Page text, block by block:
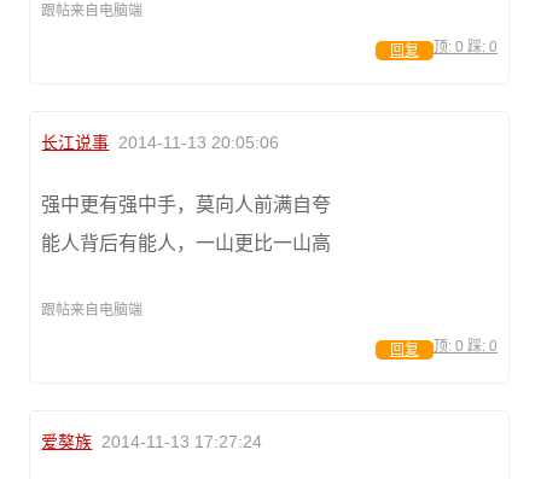
跟帖来自电脑端
顶: 0 踩: 0
回复
长江说事 2014-11-13 20:05:06
强中更有强中手，莫向人前满自夸
能人背后有能人，一山更比一山高
跟帖来自电脑端
顶: 0 踩: 0
回复
爱獒族 2014-11-13 17:27:24